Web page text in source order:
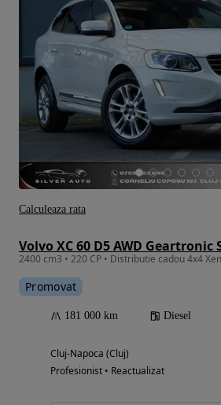
Volvo XC 60 D5 AWD Geartronic
2400 cm3 • 220 CP • Distributie cadou 4x4
Promovat
181 000 km Diesel
Cluj-Napoca (Cluj)
Profesionist • Reactualizat
Calculeaza rata